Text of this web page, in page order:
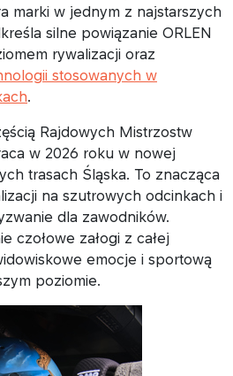
marki w jednym z najstarszych
silne powiązanie ORLEN
rywalizacji oraz
stosowanych w
.
Rajdowych Mistrzostw
w 2026 roku w nowej
trasach Śląska. To znacząca
na szutrowych odcinkach i
dla zawodników.
czołowe załogi z całej
emocje i sportową
poziomie.